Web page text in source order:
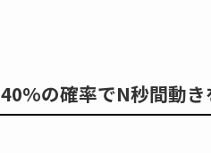
40%の確率でN秒間動き